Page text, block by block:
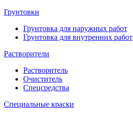
Грунтовки
Грунтовка для наружных работ
Грунтовка для внутренних работ
Растворители
Растворитель
Очиститель
Спецсредства
Специальные краски